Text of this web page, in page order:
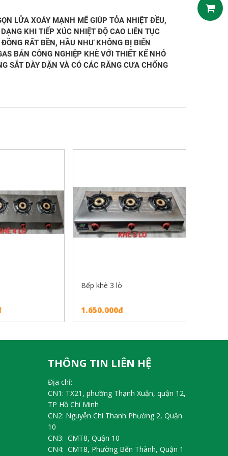
LỬA XOÁY MẠNH MẼ GIÚP TỎA NHIỆT ĐỀU,
KHI TIẾP XÚC NHIỆT ĐỘ CAO LIÊN TỤC
RẤT BỀN, HẦU NHƯ KHÔNG BỊ BIẾN
BÁN CÔNG NGHIỆP KHÈ VỚI THIẾT KẾ NHỎ
SẮT DÀY DẶN VÀ CÓ CÁC RĂNG CƯA CHỐNG
Bếp khè 3 lò
1.650.000đ
THÔNG TIN LIÊN HỆ
Địa chỉ:
CN1: TX21, phường Thạnh Xuận, quận 12,
TP Hồ Chí Minh
CN2: Nguyễn Chí Thanh Phường 2, Quận
10
CN3: CMT8, Quận 10
CN4: CMT8, Phường Bến Thành, Quận 1